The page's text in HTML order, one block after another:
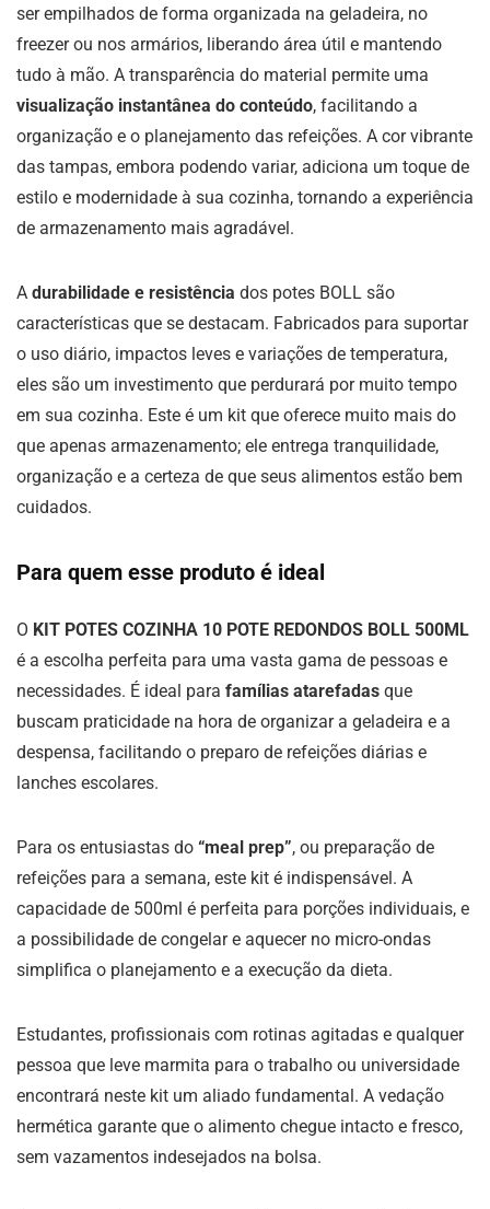
ser empilhados de forma organizada na geladeira, no
freezer ou nos armários, liberando área útil e mantendo
tudo à mão. A transparência do material permite uma
visualização instantânea do conteúdo, facilitando a
organização e o planejamento das refeições. A cor vibrante
das tampas, embora podendo variar, adiciona um toque de
estilo e modernidade à sua cozinha, tornando a experiência
de armazenamento mais agradável.
A durabilidade e resistência dos potes BOLL são
características que se destacam. Fabricados para suportar
o uso diário, impactos leves e variações de temperatura,
eles são um investimento que perdurará por muito tempo
em sua cozinha. Este é um kit que oferece muito mais do
que apenas armazenamento; ele entrega tranquilidade,
organização e a certeza de que seus alimentos estão bem
cuidados.
Para quem esse produto é ideal
O KIT POTES COZINHA 10 POTE REDONDOS BOLL 500ML
é a escolha perfeita para uma vasta gama de pessoas e
necessidades. É ideal para famílias atarefadas que
buscam praticidade na hora de organizar a geladeira e a
despensa, facilitando o preparo de refeições diárias e
lanches escolares.
Para os entusiastas do “meal prep”, ou preparação de
refeições para a semana, este kit é indispensável. A
capacidade de 500ml é perfeita para porções individuais, e
a possibilidade de congelar e aquecer no micro-ondas
simplifica o planejamento e a execução da dieta.
Estudantes, profissionais com rotinas agitadas e qualquer
pessoa que leve marmita para o trabalho ou universidade
encontrará neste kit um aliado fundamental. A vedação
hermética garante que o alimento chegue intacto e fresco,
sem vazamentos indesejados na bolsa.